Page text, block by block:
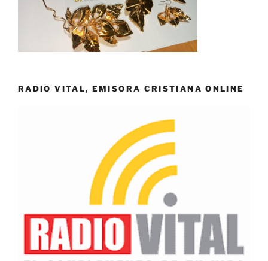
RADIO VITAL, EMISORA CRISTIANA ONLINE